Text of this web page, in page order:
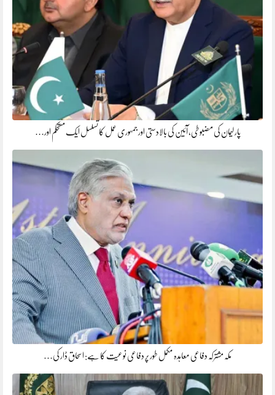
پارلیمان کی مضبوطی، آئین کی بالادستی اور جمہوری عمل کا تسلسل ایک مستحکم اور…
مکہ مشترکہ دفاعی معاہدہ مکمل طور پر دفاعی نوعیت کا ہے: اسحاق ڈار کی…